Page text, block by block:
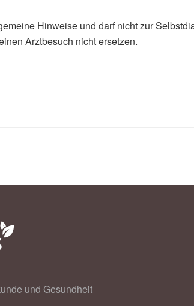
Hinweise und darf nicht zur
Arztbesuch nicht ersetzen.
und Gesundheit